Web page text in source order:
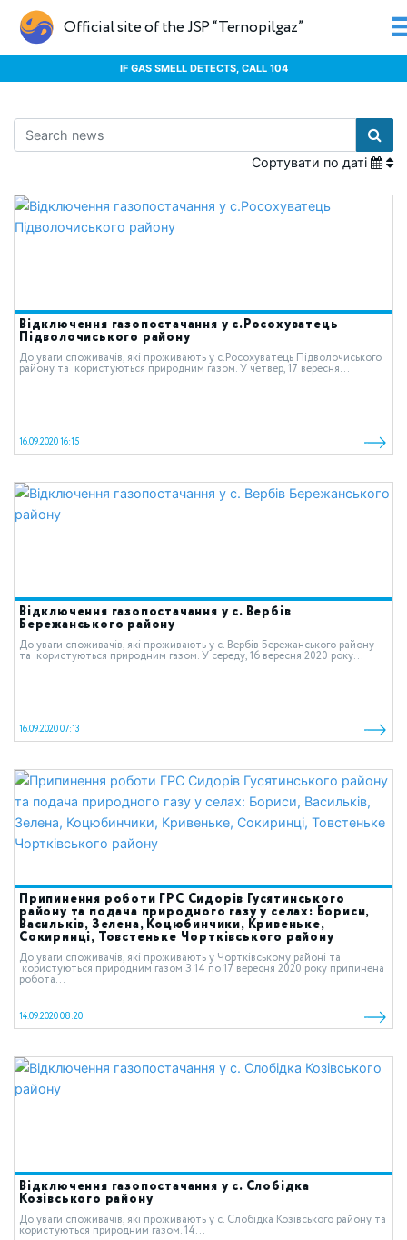
Official site of the JSP “Ternopilgaz”
IF GAS SMELL DETECTS, CALL 104
Сортувати по даті
Відключення газопостачання у с.Росохуватець
Підволочиського району
До уваги споживачів, які проживають у с.Росохуватець Підволочиського
району та користуються природним газом. У четвер, 17 вересня...
16.09.2020 16:15
Відключення газопостачання у с. Вербів
Бережанського району
До уваги споживачів, які проживають у с. Вербів Бережанського району
та користуються природним газом. У середу, 16 вересня 2020 року...
16.09.2020 07:13
Припинення роботи ГРС Сидорів Гусятинського
району та подача природного газу у селах: Бориси,
Васильків, Зелена, Коцюбинчики, Кривеньке,
Сокиринці, Товстеньке Чортківського району
До уваги споживачів, які проживають у Чортківському районі та
користуються природним газом.З 14 по 17 вересня 2020 року припинена
робота...
14.09.2020 08:20
Відключення газопостачання у с. Слобідка
Козівського району
До уваги споживачів, які проживають у с. Слобідка Козівського району та
користуються природним газом. 14...